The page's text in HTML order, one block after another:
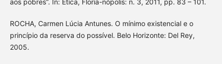
aos pobres”. In: Ética, Floria-nópolis: n. 3, 2011, pp. 83 – 101.
ROCHA, Carmen Lúcia Antunes. O mínimo existencial e o
princípio da reserva do possível. Belo Horizonte: Del Rey,
2005.